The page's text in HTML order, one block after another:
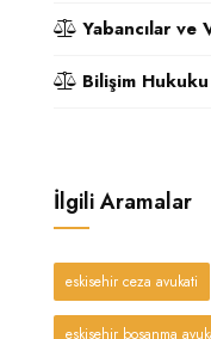
Yabancılar ve
Bilişim Hukuku
İlgili Aramalar
eskisehir ceza avukati
eskisehir bosanma